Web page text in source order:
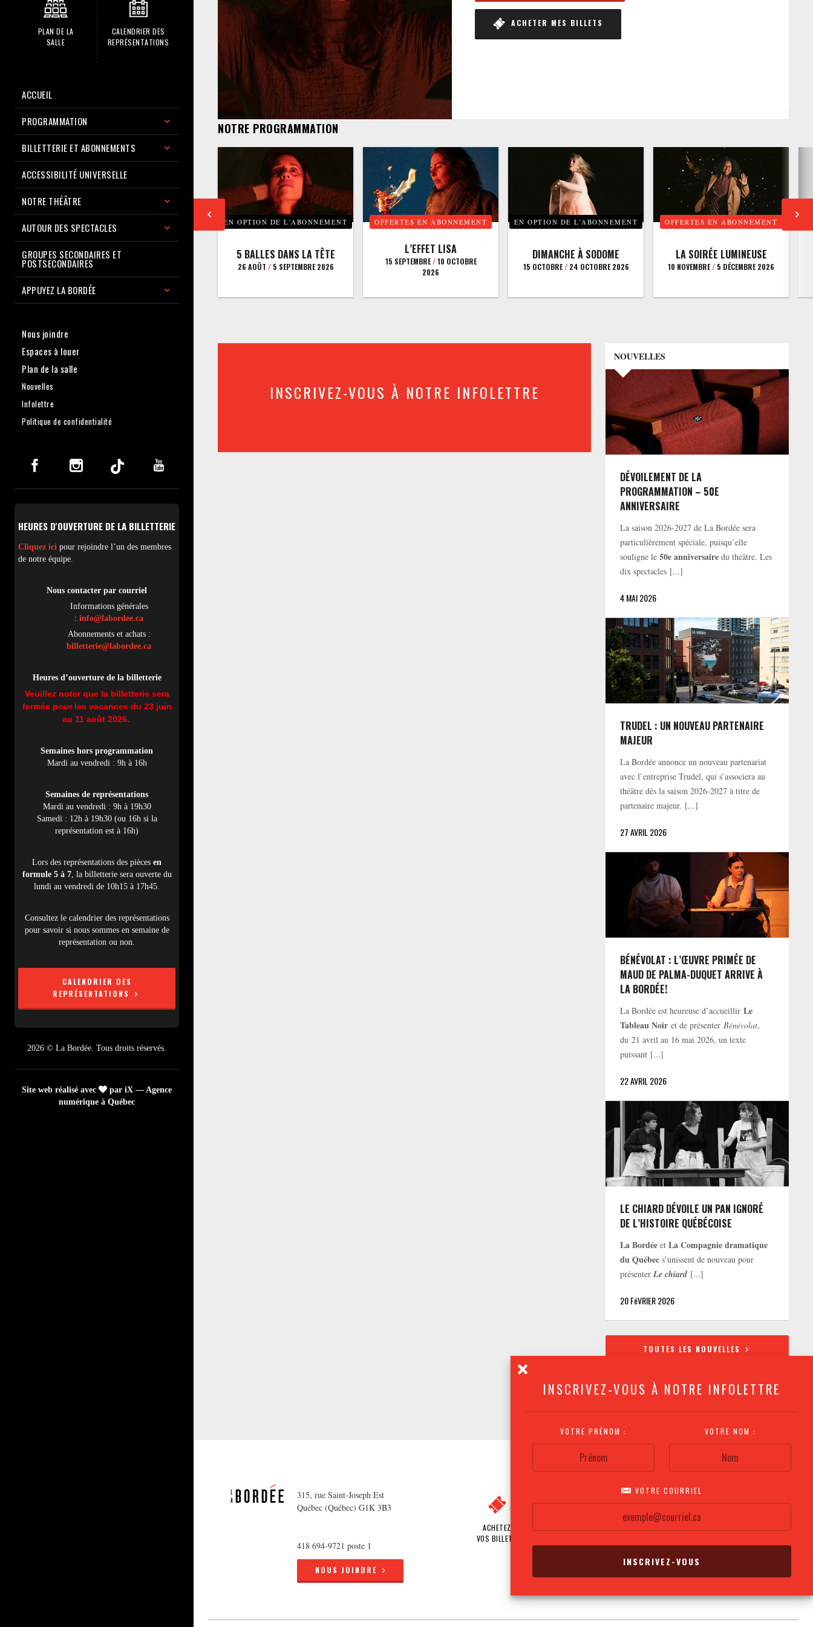
INSCRIVEZ-VOUS À NOTRE INFOLETTRE
VOTRE PRÉNOM : VOTRE NOM :
VOTRE COURRIEL
PLAN DE LA
SALLE
CALENDRIER DES
REPRÉSENTATIONS
ACCUEIL
PROGRAMMATION
BILLETTERIE ET ABONNEMENTS
ACCESSIBILITÉ UNIVERSELLE
NOTRE THÉÂTRE
AUTOUR DES SPECTACLES
GROUPES SECONDAIRES ET
POSTSECONDAIRES
APPUYEZ LA BORDÉE
Nous joindre
Espaces à louer
Plan de la salle
Nouvelles
Infolettre
Politique de confidentialité
HEURES D'OUVERTURE DE LA BILLETTERIE
Cliquez ici pour rejoindre l’un des membres
de notre équipe.
Nous contacter par courriel
Informations générales
: info@labordee.ca
Abonnements et achats :
billetterie@labordee.ca
Heures d’ouverture de la billetterie
Veuillez noter que la billetterie sera
fermée pour les vacances du 23 juin
au 11 août 2026.
Semaines hors programmation
Mardi au vendredi : 9h à 16h
Semaines de représentations
Mardi au vendredi : 9h à 19h30
Samedi : 12h à 19h30 (ou 16h si la
représentation est à 16h)
Lors des représentations des pièces en
formule 5 à 7, la billetterie sera ouverte du
lundi au vendredi de 10h15 à 17h45.
Consultez le calendrier des représentations
pour savoir si nous sommes en semaine de
représentation ou non.
CALENDRIER DES
REPRÉSENTATIONS
2026 © La Bordée. Tous droits réservés.
Site web réalisé avec
par iX — Agence
numérique à Québec
ACHETER MES BILLETS
NOTRE PROGRAMMATION
EN OPTION DE L’ABONNEMENT
5 BALLES DANS LA TÊTE
26 AOÛT /5 SEPTEMBRE 2026
OFFERTES EN ABONNEMENT
L’EFFET LISA
15 SEPTEMBRE/10 OCTOBRE
2026
EN OPTION DE L’ABONNEMENT
DIMANCHE À SODOME
15 OCTOBRE/24 OCTOBRE 2026
OFFERTES EN ABONNEMENT
LA SOIRÉE LUMINEUSE
10 NOVEMBRE/ 5 DÉCEMBRE 2026
INSCRIVEZ-VOUS À NOTRE INFOLETTRE
NOUVELLES
DÉVOILEMENT DE LA
PROGRAMMATION – 50E
ANNIVERSAIRE
La saison 2026-2027 de La Bordée sera
particulièrement spéciale, puisqu’elle
souligne le50e anniversaire du théâtre. Les
dix spectacles [...]
4 MAI 2026
TRUDEL : UN NOUVEAU PARTENAIRE
MAJEUR
La Bordée annonce un nouveau partenariat
avec l’entreprise Trudel, qui s’associera au
théâtre dès la saison 2026-2027 à titre de
partenaire majeur. [...]
27 AVRIL 2026
BÉNÉVOLAT : L’ŒUVRE PRIMÉE DE
MAUD DE PALMA-DUQUET ARRIVE À
LA BORDÉE!
La Bordée est heureuse d’accueillirLe
Tableau Noir et de présenterBénévolat,
du 21 avril au 16 mai 2026, un texte
puissant [...]
22 AVRIL 2026
LE CHIARD DÉVOILE UN PAN IGNORÉ
DE L’HISTOIRE QUÉBÉCOISE
La Bordée etLa Compagnie dramatique
du Québec s’unissent de nouveau pour
présenterLe chiard [...]
20 FéVRIER 2026
TOUTES LES NOUVELLES
315, rue Saint-Joseph Est
Québec (Québec) G1K 3B3
418 694-9721 poste 1
NOUS JOINDRE
ACHETEZ
VOS BILLETS